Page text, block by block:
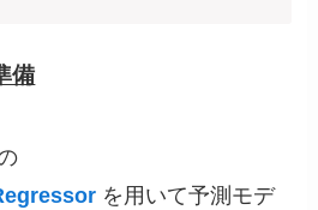
備
を用いて予測モデ